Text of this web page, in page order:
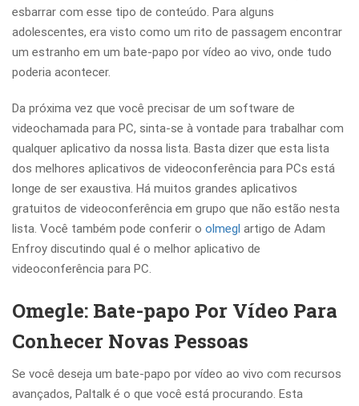
esbarrar com esse tipo de conteúdo. Para alguns
adolescentes, era visto como um rito de passagem encontrar
um estranho em um bate-papo por vídeo ao vivo, onde tudo
poderia acontecer.
Da próxima vez que você precisar de um software de
videochamada para PC, sinta-se à vontade para trabalhar com
qualquer aplicativo da nossa lista. Basta dizer que esta lista
dos melhores aplicativos de videoconferência para PCs está
longe de ser exaustiva. Há muitos grandes aplicativos
gratuitos de videoconferência em grupo que não estão nesta
lista. Você também pode conferir o olmegl artigo de Adam
Enfroy discutindo qual é o melhor aplicativo de
videoconferência para PC.
Omegle: Bate-papo Por Vídeo Para
Conhecer Novas Pessoas
Se você deseja um bate-papo por vídeo ao vivo com recursos
avançados, Paltalk é o que você está procurando. Esta